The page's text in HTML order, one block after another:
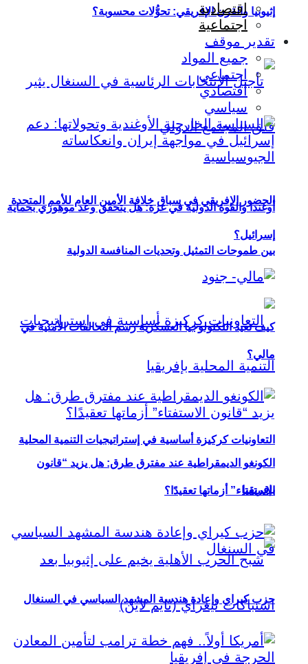
إثيوبيا والقرن الإفريقي: تحوُّلات محسوبة؟
الحضور الإفريقي في سباق خلافة الأمين العام للأمم المتحدة
بين طموحات التمثيل وتحديات المنافسة الدولية
التعاونيات كركيزة أساسية في إستراتيجيات التنمية المحلية
بإفريقيا
اقتصادية
اجتماعية
تقدير موقف
جميع المواد
اجتماعي
اقتصادي
سياسي
أوغندا والقوة الدولية في غزة: هل يتحقق وعد موهوزي بحماية
إسرائيل؟
كيف تعيد التكنولوجيا العسكرية رسم التحالفات الأمنية في
مالي؟
الكونغو الديمقراطية عند مفترق طرق: هل يزيد “قانون
الاستفتاء” أزماتها تعقيدًا؟
حزب كيراي وإعادة هندسة المشهد السياسي في السنغال